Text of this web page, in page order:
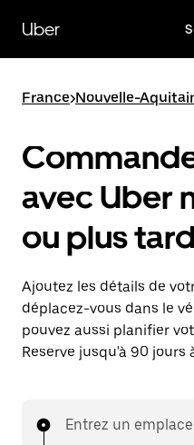
contenu
principal
Uber
France>Nouvelle-
avec Uber
ou plus
Ajoutez les détails de
déplacez-vous dans le
pouvez aussi planifier
Reserve jusqu'à 90 jours
Entrez un